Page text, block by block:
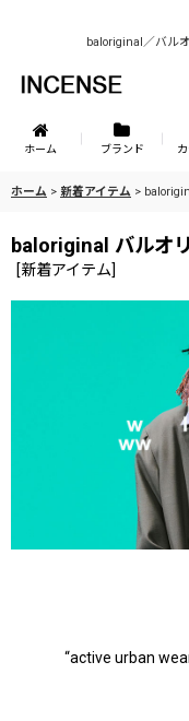
baloriginal／バル
ホーム ブランド
ホーム > 新着アイテム >
baloriginal バルオ
[新着アイテム]
“active urban